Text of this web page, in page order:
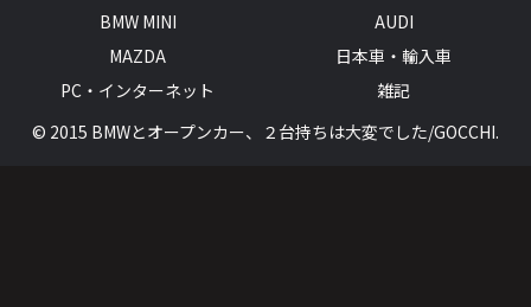
BMW MINI
AUDI
MAZDA
日本車・輸入車
PC・インターネット
雑記
© 2015 BMWとオープンカー、２台持ちは大変でした/GOCCHI.